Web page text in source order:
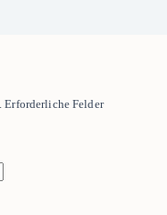
Erforderliche Felder